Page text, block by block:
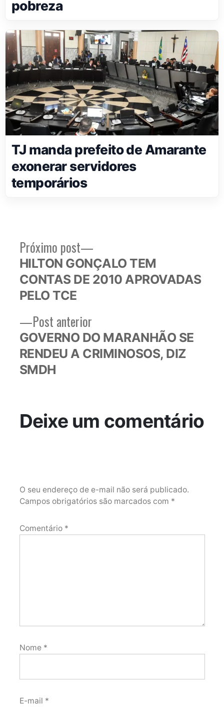
pobreza
TJ manda prefeito de Amarante
exonerar servidores
temporários
Navegação
de
Post
Post anteriorPost
anterior:
GOVERNO DO MARANHÃO SE
RENDEU A CRIMINOSOS, DIZ
SMDH
Próximo post
Próximo
post:
HILTON GONÇALO TEM
CONTAS DE 2010 APROVADAS
PELO TCE
Deixe um comentário
O seu endereço de e-mail não será publicado.
Campos obrigatórios são marcados com *
Comentário *
Nome *
E-mail *